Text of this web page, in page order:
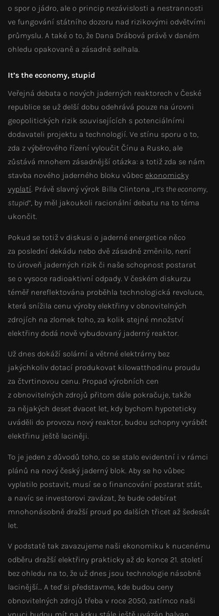
o spor o jádro, ale o princip nezávislosti a nestrannosti
ve fungování státního dozoru nad rizikovými odvětvími
průmyslu. A také o to, že Dana Drábová právě v daném
ohledu opakovaně a zásadně selhala.
It’s the economy, stupid
Veřejná debata o nových jaderných reaktorech v České
republice se už delší dobu odehrává pouze na úrovni
geopolitických rizik souvisejících s potenciálními
dodavateli projektu a technologií. Ve stínu sporu o to,
zda z výběrového řízení vyloučit Čínu a Rusko, ale
zůstává mnohem zásadnější otázka: a totiž zda se nám
stavba nového jaderného bloku vůbec ekonomicky
vyplatí. Právě slavný výrok Billa Clintona „It’s the economy,
stupid“, by měl jakoukoli racionální debatu na to téma
ukončit.
Pokud se totiž v diskusi o jaderné energetice něco
za poslední dekádu nebo dvě zásadně změnilo, není
to úroveň jaderných rizik či naše schopnost postarat
se o vysoce radioaktivní odpady. V českém diskurzu
téměř nereflektována proběhla technologická revoluce,
která snížila cenu výroby elektřiny v obnovitelných
zdrojích na zlomek toho, za kolik stejné množství
elektřiny dodá nově vybudovaný jaderný reaktor.
Už dnes dokáží solární a větrné elektrárny bez
jakýchkoliv dotací produkovat kilowatthodinu proudu
za čtvrtinovou cenu. Propad výrobních cen
z obnovitelných zdrojů přitom dále pokračuje, takže
za nějakých deset dvacet let, kdy bychom hypoteticky
uváděli do provozu nový reaktor, budou schopny vyrábět
elektřinu ještě laciněji.
To je jeden z důvodů toho, co se stalo evidentní i v rámci
plánů na nový český jaderný blok. Aby se ho vůbec
vyplatilo postavit, musí se o financování postarat stát,
a navíc se investorovi zavázat, že bude odebírat
mnohonásobně dražší proud po dalších třicet až šedesát
let.
V podstatě tak zavazujeme naši ekonomiku k nucenému
odběru dražší elektřiny prakticky až do konce 21. století
bez ohledu na to, že už dnes jsou technologie násobně
lacinější… A teď si představme, kde budou ceny
obnovitelných zdrojů třeba v roce 2050, zatímco naši